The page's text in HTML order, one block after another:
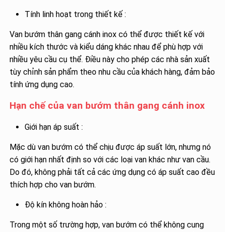
Tính linh hoạt trong thiết kế :
Van bướm thân gang cánh inox có thể được thiết kế với
nhiều kích thước và kiểu dáng khác nhau để phù hợp với
nhiều yêu cầu cụ thể. Điều này cho phép các nhà sản xuất
tùy chỉnh sản phẩm theo nhu cầu của khách hàng, đảm bảo
tính ứng dụng cao.
Hạn chế của van bướm thân gang cánh inox
Giới hạn áp suất :
Mặc dù van bướm có thể chịu được áp suất lớn, nhưng nó
có giới hạn nhất định so với các loại van khác như van cầu.
Do đó, không phải tất cả các ứng dụng có áp suất cao đều
thích hợp cho van bướm.
Độ kín không hoàn hảo :
Trong một số trường hợp, van bướm có thể không cung